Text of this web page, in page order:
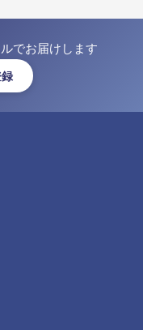
でお届けします